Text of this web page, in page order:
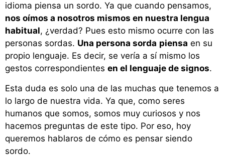
idioma piensa un sordo. Ya que cuando pensamos,
nos oímos a nosotros mismos en nuestra lengua
habitual, ¿verdad? Pues esto mismo ocurre con las
personas sordas. Una persona sorda piensa en su
propio lenguaje. Es decir, se vería a sí mismo los
gestos correspondientes en el lenguaje de signos.
Esta duda es solo una de las muchas que tenemos a
lo largo de nuestra vida. Ya que, como seres
humanos que somos, somos muy curiosos y nos
hacemos preguntas de este tipo. Por eso, hoy
queremos hablaros de cómo es pensar siendo
sordo.